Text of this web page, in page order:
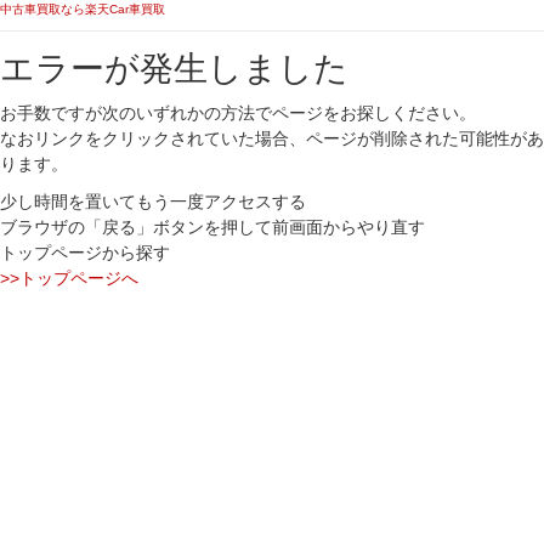
中古車買取なら楽天Car車買取
エラーが発生しました
お手数ですが次のいずれかの方法でページをお探しください。
なおリンクをクリックされていた場合、ページが削除された可能性があ
ります。
少し時間を置いてもう一度アクセスする
ブラウザの「戻る」ボタンを押して前画面からやり直す
トップページから探す
>>トップページへ